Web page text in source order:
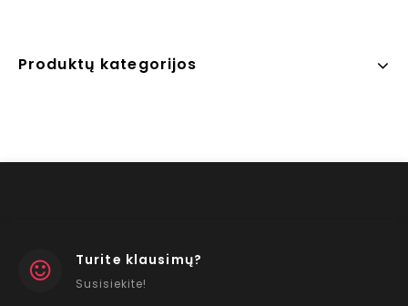
Produktų kategorijos
Turite klausimų?
Susisiekite!